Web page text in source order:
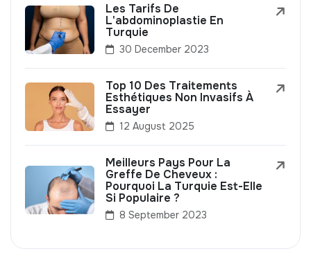
Les Tarifs De
L'abdominoplastie En
Turquie
30 December 2023
Top 10 Des Traitements
Esthétiques Non Invasifs À
Essayer
12 August 2025
Meilleurs Pays Pour La
Greffe De Cheveux :
Pourquoi La Turquie Est-Elle
Si Populaire ?
8 September 2023